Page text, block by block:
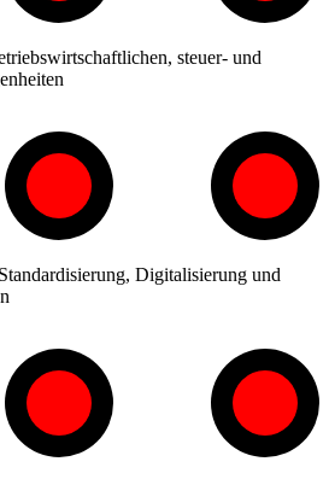
steuer- und
Digitalisierung und